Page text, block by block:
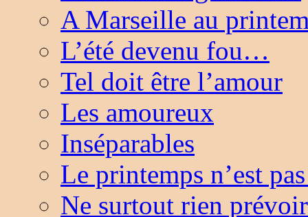
A Marseille au
L’été devenu fou…
Tel doit être l’amour
Les amoureux
Inséparables
Le printemps n’est
Ne surtout rien